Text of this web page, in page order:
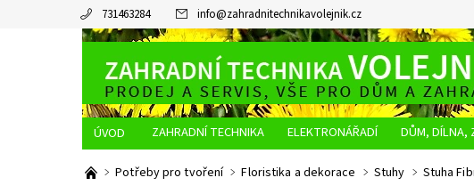
731463284 info@zahradnitechnikavolejnik.cz
ZAHRADNÍ TECHNIKA ELEKTRONÁŘADÍ DŮM, DÍLNA,
O NÁS
JAK NAKUPOVAT DOPRAVA A PLATBA OBCHODNÍ
Potřeby pro tvoření Floristika a dekorace Stuhy Stuha